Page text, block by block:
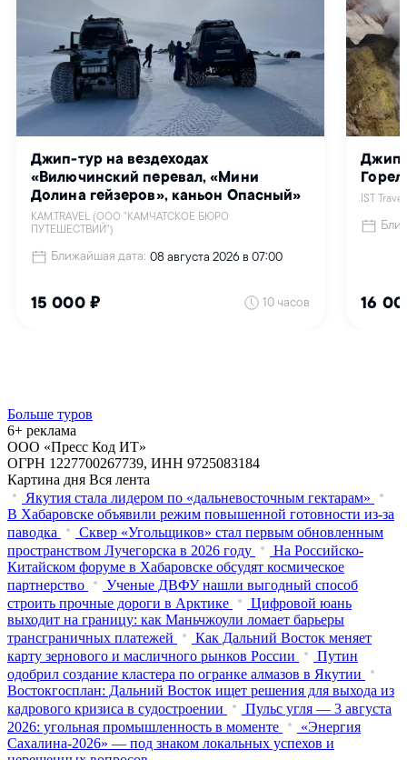
Больше туров
6+ реклама
ООО «Пресс Код ИТ»
ОГРН 1227700267739, ИНН 9725083184
Картина дня Вся лента
Якутия стала лидером по «дальневосточным гектарам»
В Хабаровске объявили режим повышенной готовности из‑за
паводка
Сквер «Угольщиков» стал первым обновленным
пространством Лучегорска в 2026 году
На Российско-
Китайском форуме в Хабаровске обсудят космическое
партнерство
Ученые ДВФУ нашли выгодный способ
строить прочные дороги в Арктике
Цифровой юань
выходит на границу: как Маньчжоули ломает барьеры
трансграничных платежей
Как Дальний Восток меняет
карту зернового и масличного рынков России
Путин
одобрил создание кластера по огранке алмазов в Якутии
Востокгосплан: Дальний Восток ищет решения для выхода из
кадрового кризиса в судостроении
Пульс угля — 3 августа
2026: угольная промышленность в моменте
«Энергия
Сахалина-2026» — под знаком локальных успехов и